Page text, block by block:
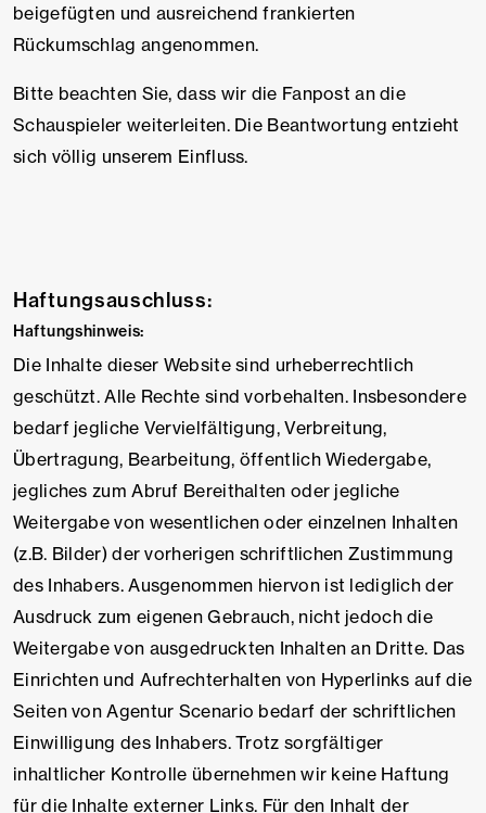
beigefügten und ausreichend frankierten
Rückumschlag angenommen.
Bitte beachten Sie, dass wir die Fanpost an die
Schauspieler weiterleiten. Die Beantwortung entzieht
sich völlig unserem Einfluss.
Haftungsauschluss:
Haftungshinweis:
Die Inhalte dieser Website sind urheberrechtlich
geschützt. Alle Rechte sind vorbehalten. Insbesondere
bedarf jegliche Vervielfältigung, Verbreitung,
Übertragung, Bearbeitung, öffentlich Wiedergabe,
jegliches zum Abruf Bereithalten oder jegliche
Weitergabe von wesentlichen oder einzelnen Inhalten
(z.B. Bilder) der vorherigen schriftlichen Zustimmung
des Inhabers. Ausgenommen hiervon ist lediglich der
Ausdruck zum eigenen Gebrauch, nicht jedoch die
Weitergabe von ausgedruckten Inhalten an Dritte. Das
Einrichten und Aufrechterhalten von Hyperlinks auf die
Seiten von Agentur Scenario bedarf der schriftlichen
Einwilligung des Inhabers. Trotz sorgfältiger
inhaltlicher Kontrolle übernehmen wir keine Haftung
für die Inhalte externer Links. Für den Inhalt der